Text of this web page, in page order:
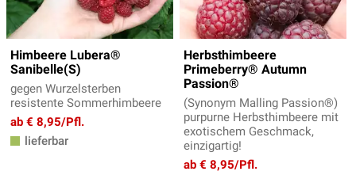
Himbeere Lubera®
Sanibelle(S)
gegen Wurzelsterben
resistente Sommerhimbeere
ab € 8,95/Pfl.
lieferbar
Herbsthimbeere
Primeberry® Autumn
Passion®
(Synonym Malling Passion®)
purpurne Herbsthimbeere mit
exotischem Geschmack,
einzigartig!
ab € 8,95/Pfl.